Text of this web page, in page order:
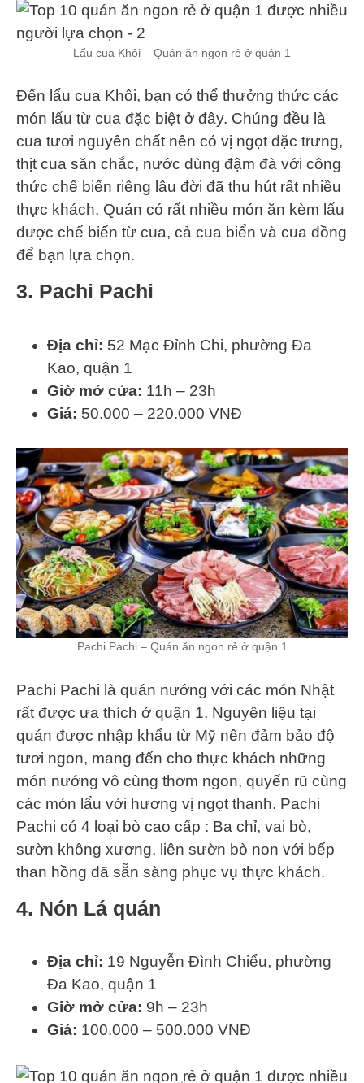
Lẩu cua Khôi – Quán ăn ngon rẻ ở quận 1
Đến lẩu cua Khôi, bạn có thể thưởng thức các
món lẩu từ cua đặc biệt ở đây. Chúng đều là
cua tươi nguyên chất nên có vị ngọt đặc trưng,
thịt cua săn chắc, nước dùng đậm đà với công
thức chế biến riêng lâu đời đã thu hút rất nhiều
thực khách. Quán có rất nhiều món ăn kèm lẩu
được chế biến từ cua, cả cua biển và cua đồng
để bạn lựa chọn.
3. Pachi Pachi
Địa chỉ: 52 Mạc Đỉnh Chi, phường Đa
Kao, quận 1
Giờ mở cửa: 11h – 23h
Giá: 50.000 – 220.000 VNĐ
Pachi Pachi – Quán ăn ngon rẻ ở quận 1
Pachi Pachi là quán nướng với các món Nhật
rất được ưa thích ở quận 1. Nguyên liệu tại
quán được nhập khẩu từ Mỹ nên đảm bảo độ
tươi ngon, mang đến cho thực khách những
món nướng vô cùng thơm ngon, quyến rũ cùng
các món lẩu với hương vị ngọt thanh. Pachi
Pachi có 4 loại bò cao cấp : Ba chỉ, vai bò,
sườn không xương, liên sườn bò non với bếp
than hồng đã sẵn sàng phục vụ thực khách.
4. Nón Lá quán
Địa chỉ: 19 Nguyễn Đình Chiểu, phường
Đa Kao, quận 1
Giờ mở cửa: 9h – 23h
Giá: 100.000 – 500.000 VNĐ